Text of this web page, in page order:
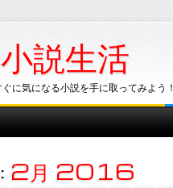
説生活
に気になる小説を手に取ってみよう！
2月 2016